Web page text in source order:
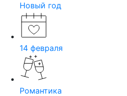
Новый год
14 февраля
Романтика